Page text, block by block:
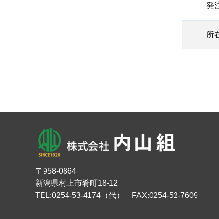
発
所
〒958-0864
新潟県村上市肴町18-12
TEL:0254-53-4174（代） FAX:0254-52-7609